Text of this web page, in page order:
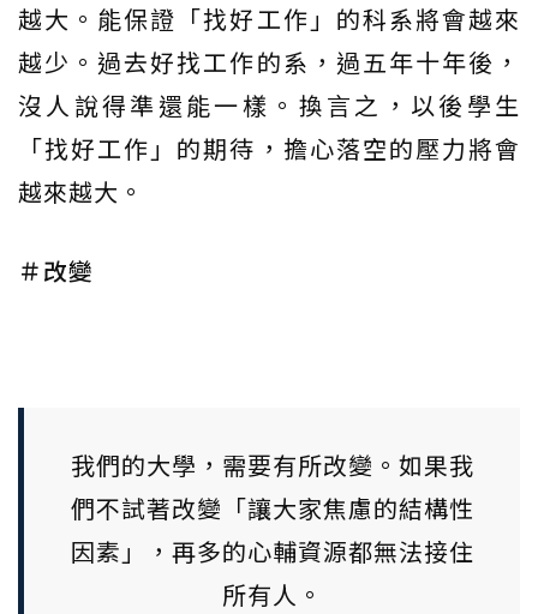
越大。能保證「找好工作」的科系將會越來
越少。過去好找工作的系，過五年十年後，
沒人說得準還能一樣。換言之，以後學生
「找好工作」的期待，擔心落空的壓力將會
越來越大。
＃改變
我們的大學，需要有所改變。如果我
們不試著改變「讓大家焦慮的結構性
因素」，再多的心輔資源都無法接住
所有人。